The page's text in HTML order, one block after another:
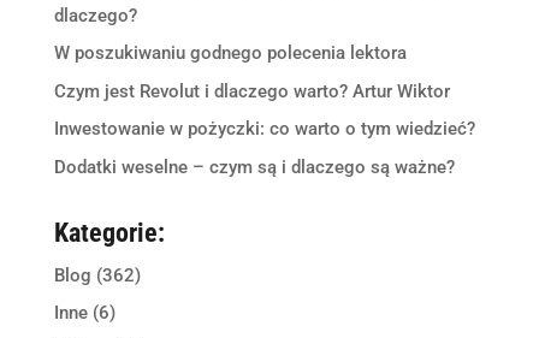
dlaczego?
W poszukiwaniu godnego polecenia lektora
Czym jest Revolut i dlaczego warto? Artur Wiktor
Inwestowanie w pożyczki: co warto o tym wiedzieć?
Dodatki weselne – czym są i dlaczego są ważne?
Kategorie:
Blog (362)
Inne(6)